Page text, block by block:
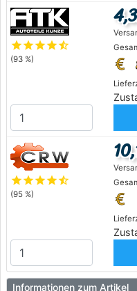
starstarstarstarstar_half
(93 %)
starstarstarstarstar_half
(95 %)
Informationen zum Artikel